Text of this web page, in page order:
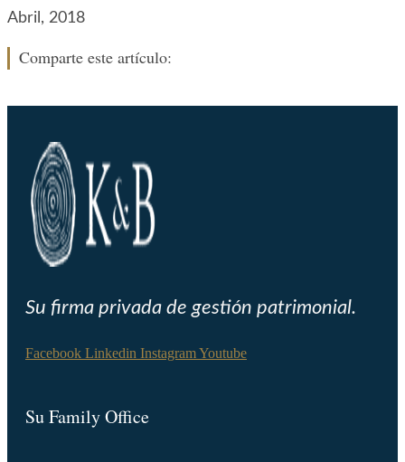
Abril, 2018
Comparte este artículo:
Su firma privada de gestión patrimonial.
Facebook Linkedin InstagramYoutube
Su Family Office